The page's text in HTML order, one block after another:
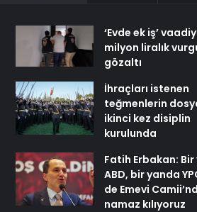
‘Evde ek iş’
milyon liralık
gözaltı
İhraçları istenen
teğmenlerin
ikinci kez disiplin
kurulunda
Fatih Erbakan:
ABD, bir yanda
de Emevi
namaz kılıyoruz